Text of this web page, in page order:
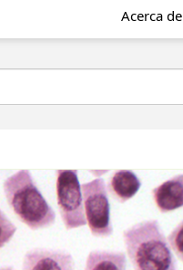
Acerca de